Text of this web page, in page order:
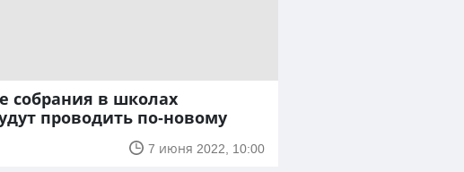
собрания в школах
проводить по-новому
7 июня 2022, 10:00